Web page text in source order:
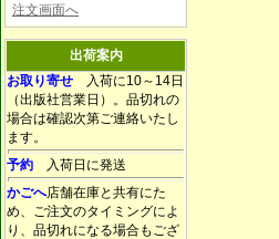
注文画面へ
出荷案内
お取り寄せ 入荷に10～14日
（出版社営業日）。品切れの
場合は確認次第ご連絡いたし
ます。
予約 入荷日に発送
かごへ店舗在庫と共有にた
め、ご注文のタイミングによ
り、品切れになる場合もござ